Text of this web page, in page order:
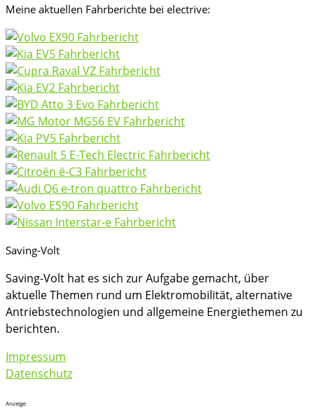
Meine aktuellen Fahrberichte bei electrive:
Saving-Volt
Saving-Volt hat es sich zur Aufgabe gemacht, über
aktuelle Themen rund um Elektromobilität, alternative
Antriebstechnologien und allgemeine Energiethemen zu
berichten.
Impressum
Datenschutz
Anzeige: